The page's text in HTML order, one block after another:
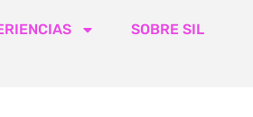
SOBRE SIL